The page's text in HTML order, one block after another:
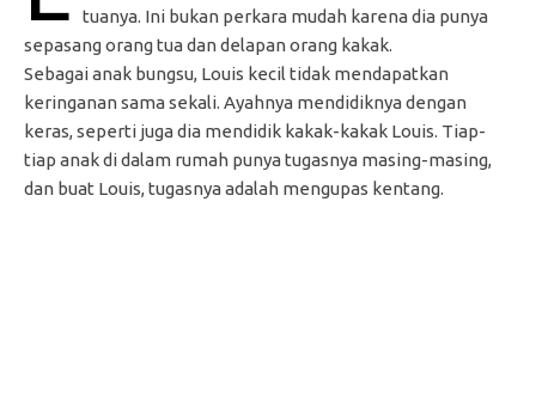
tuanya. Ini bukan perkara mudah karena dia punya
sepasang orang tua dan delapan orang kakak.
Sebagai anak bungsu, Louis kecil tidak mendapatkan
keringanan sama sekali. Ayahnya mendidiknya dengan
keras, seperti juga dia mendidik kakak-kakak Louis. Tiap-
tiap anak di dalam rumah punya tugasnya masing-masing,
dan buat Louis, tugasnya adalah mengupas kentang.